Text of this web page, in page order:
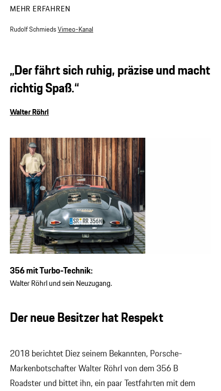
MEHR ERFAHREN
Rudolf SchmiedsVimeo-Kanal
„Der fährt sich ruhig, präzise und macht
richtig Spaß.“
Walter Röhrl
356 mit Turbo-Technik:
Walter Röhrl und sein Neuzugang.
Der neue Besitzer hat Respekt
2018 berichtet Diez seinem Bekannten, Porsche-
Markenbotschafter Walter Röhrl von dem 356 B
Roadster und bittet ihn, ein paar Testfahrten mit dem